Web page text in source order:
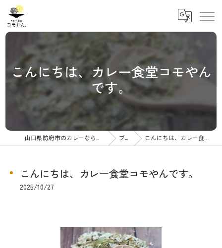
こんにちは、カレー食堂コモやん
です。
山口県防府市のカレーならカレー食堂コモやん ブログ こんにちは、カレー食堂コモやんです。
こんにちは、カレー食堂コモやんです。
2025/10/27